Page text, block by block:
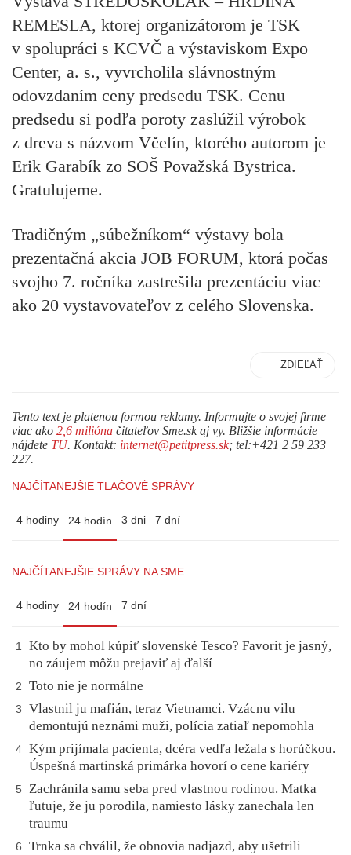
REMESLA, ktorej organizátorom je TSK
v spolupráci s KCVČ a výstaviskom Expo
Center, a. s., vyvrcholila slávnostným
odovzdaním ceny predsedu TSK. Cenu
predsedu si podľa poroty zaslúžil výrobok
z dreva s názvom Včelín, ktorého autorom je
Erik Garabík zo SOŠ Považská Bystrica.
Gratulujeme.
Tradičným „súbežníkom“ výstavy bola
prezentačná akcia JOB FORUM, ktorá počas
svojho 7. ročníka zastrešila prezentáciu viac
ako 20 vystavovateľov z celého Slovenska.
ZDIEĽAŤ
Tento text je platenou formou reklamy. Informujte o svojej firme
viac ako 2,6 milióna čitateľov Sme.sk aj vy. Bližšie informácie
nájdete TU. Kontakt: internet@petitpress.sk; tel:+421 2 59 233
227.
NAJČÍTANEJŠIE TLAČOVÉ SPRÁVY
4 hodiny 24 hodín 3 dni 7 dní
NAJČÍTANEJŠIE SPRÁVY NA SME
4 hodiny 24 hodín 7 dní
1
Kto by mohol kúpiť slovenské Tesco? Favorit je jasný,
no záujem môžu prejaviť aj ďalší
2 Toto nie je normálne
3
Vlastnil ju mafián, teraz Vietnamci. Vzácnu vilu
demontujú neznámi muži, polícia zatiaľ nepomohla
4 Kým prijímala pacienta, dcéra vedľa ležala s horúčkou.
Úspešná martinská primárka hovorí o cene kariéry
5
Zachránila samu seba pred vlastnou rodinou. Matka
ľutuje, že ju porodila, namiesto lásky zanechala len
traumu
6
Trnka sa chválil, že obnovia nadjazd, aby ušetrili